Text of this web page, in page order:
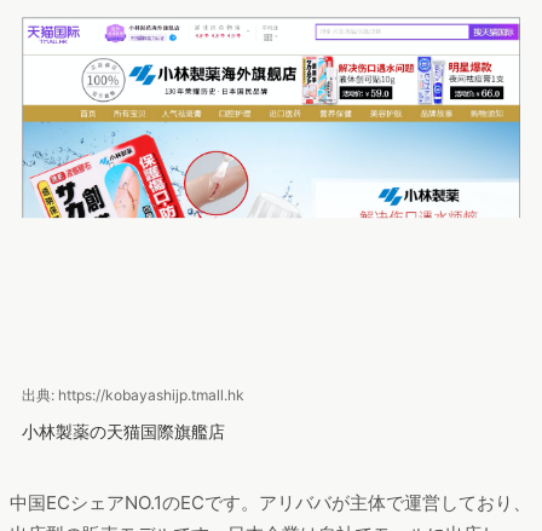
出典: https://kobayashijp.tmall.hk
小林製薬の天猫国際旗艦店
中国ECシェアNO.1のECです。アリババが主体で運営しており、